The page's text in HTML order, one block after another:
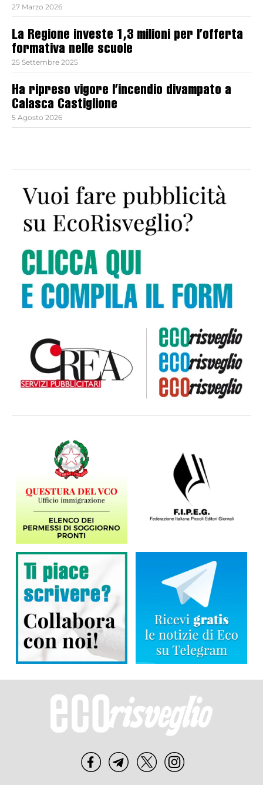
27 Marzo 2026
La Regione investe 1,3 milioni per l’offerta
formativa nelle scuole
25 Settembre 2025
Ha ripreso vigore l’incendio divampato a
Calasca Castiglione
5 Agosto 2026